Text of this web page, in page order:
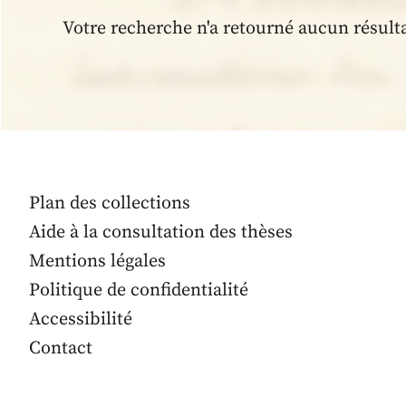
Votre recherche n'a retourné aucun
Plan des collections
Aide à la consultation des thèses
Mentions légales
Politique de confidentialité
Accessibilité
Contact